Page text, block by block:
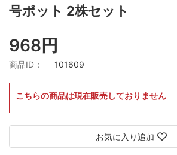
号ポット 2株セット
968円
商品ID： 101609
こちらの商品は現在販売しておりません
お気に入り追加